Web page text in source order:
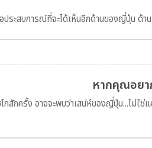
ระสบการณ์ที่จะได้เห็นอีกด้านของญี่ปุ่น ด้าน
หากคุณอยา
สักครั้ง อาจจะพบว่าเสน่ห์ของญี่ปุ่น...ไม่ใ